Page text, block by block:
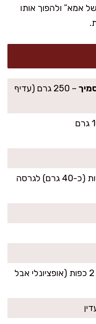
אמא” ולהפוך אותו
– 250 גרם (עדיף
– 100 גרם
– 4 כפות גדושות (כ-40 גרם) לגרסה
– 2 כפות (אופציונלי אבל